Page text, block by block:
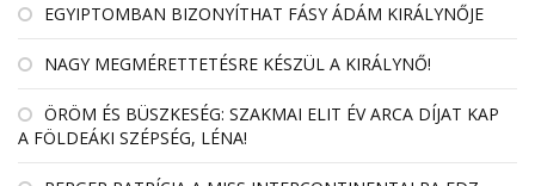
EGYIPTOMBAN BIZONYÍTHAT FÁSY ÁDÁM KIRÁLYNŐJE
NAGY MEGMÉRETTETÉSRE KÉSZÜL A KIRÁLYNŐ!
ÖRÖM ÉS BÜSZKESÉG: SZAKMAI ELIT ÉV ARCA DÍJAT KAP
A FÖLDEÁKI SZÉPSÉG, LÉNA!